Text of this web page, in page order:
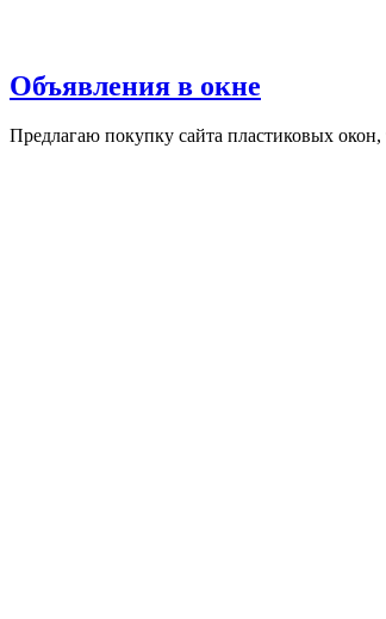
Объявления в окне
Пред­ла­гаю по­куп­ку сай­та плас­ти­ковых